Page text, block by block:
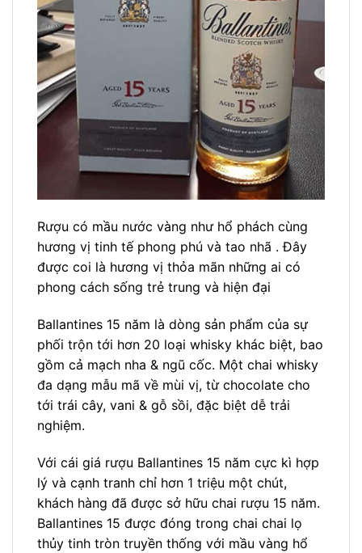
Rượu có mầu nước vàng như hổ phách cùng
hương vị tinh tế phong phú và tao nhã . Đây
được coi là hương vị thỏa mãn những ai có
phong cách sống trẻ trung và hiện đại
Ballantines 15 năm là dòng sản phẩm của sự
phối trộn tới hơn 20 loại whisky khác biệt, bao
gồm cả mạch nha & ngũ cốc. Một chai whisky
đa dạng mẫu mã về mùi vị, từ chocolate cho
tới trái cây, vani & gỗ sồi, đặc biệt dễ trải
nghiệm.
Với cái giá rượu Ballantines 15 năm cực kì hợp
lý và cạnh tranh chỉ hơn 1 triệu một chút,
khách hàng đã được sở hữu chai rượu 15 năm.
Ballantines 15 được đóng trong chai chai lọ
thủy tinh tròn truyền thống với mầu vàng hổ